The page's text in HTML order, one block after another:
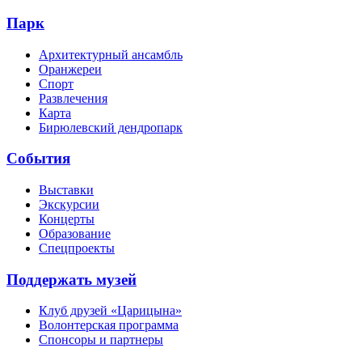
Парк
Архитектурный ансамбль
Оранжереи
Спорт
Развлечения
Карта
Бирюлевский дендропарк
События
Выставки
Экскурсии
Концерты
Образование
Спецпроекты
Поддержать музей
Клуб друзей «Царицына»
Волонтерская программа
Спонсоры и партнеры